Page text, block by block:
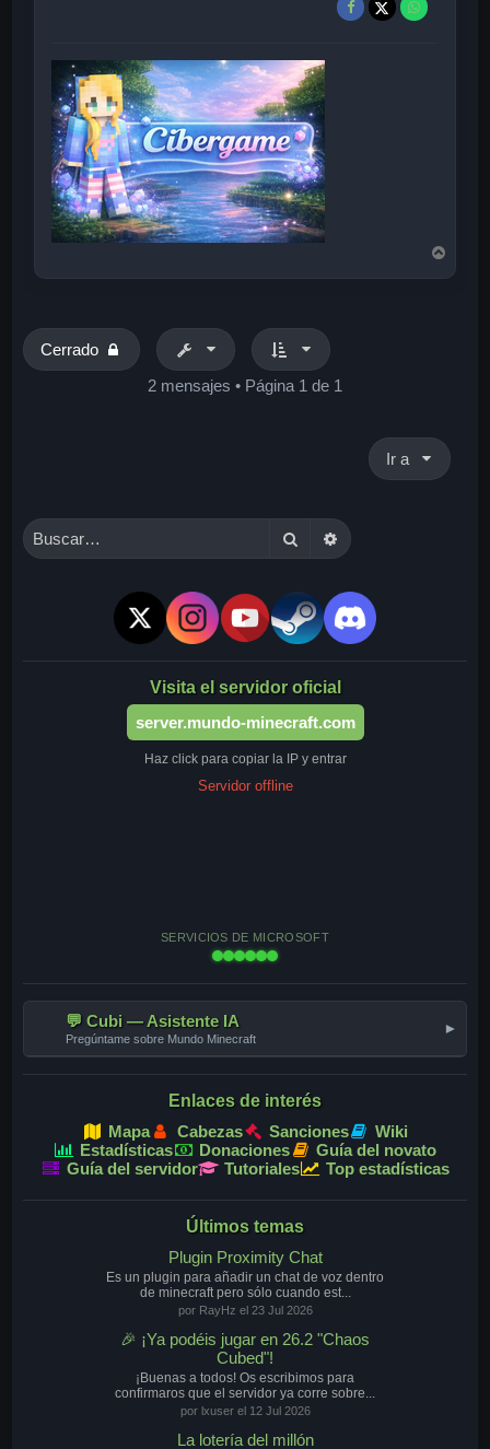
Cerrado
2 mensajes • Página 1 de 1
Ir a
BuscarBúsqueda avanzada
Visita el servidor oficial
server.mundo-minecraft.com
Haz click para copiar la IP y entrar
Servidor offline
SERVICIOS DE MICROSOFT
💬 Cubi — Asistente IA
Pregúntame sobre Mundo Minecraft
▾
Enlaces de interés
Mapa
Cabezas Sanciones
Wiki
Estadísticas
Donaciones
Guía del novato
Guía del servidor
Tutoriales Top estadísticas
Últimos temas
Plugin Proximity Chat
Es un plugin para añadir un chat de voz dentro
de minecraft pero sólo cuando est...
por RayHz el 23 Jul 2026
🎉 ¡Ya podéis jugar en 26.2 "Chaos
Cubed"!
¡Buenas a todos! Os escribimos para
confirmaros que el servidor ya corre sobre...
por lxuser el 12 Jul 2026
La lotería del millón